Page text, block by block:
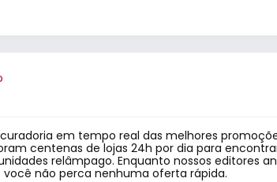
em tempo real das melhores
centenas de lojas 24h por dia para
relâmpago. Enquanto nossos editores
não perca nenhuma oferta rápida.